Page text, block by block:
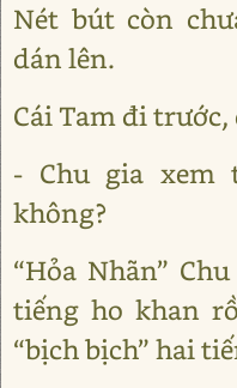
Nét bút còn
dán lên.
Cái Tam đi
- Chu gia xem
không?
“Hỏa Nhãn”
tiếng ho khan
“bịch bịch” hai